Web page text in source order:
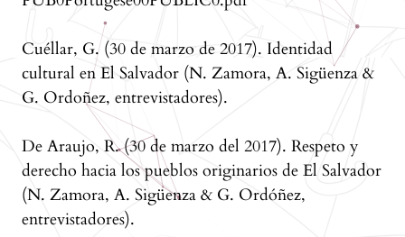
Cuéllar, G. (30 de marzo de 2017). Identidad
cultural en El Salvador (N. Zamora, A. Sigüenza &
G. Ordoñez, entrevistadores).
De Araujo, R. (30 de marzo del 2017). Respeto y
derecho hacia los pueblos originarios de El Salvador
(N. Zamora, A. Sigüenza & G. Ordóñez,
entrevistadores).